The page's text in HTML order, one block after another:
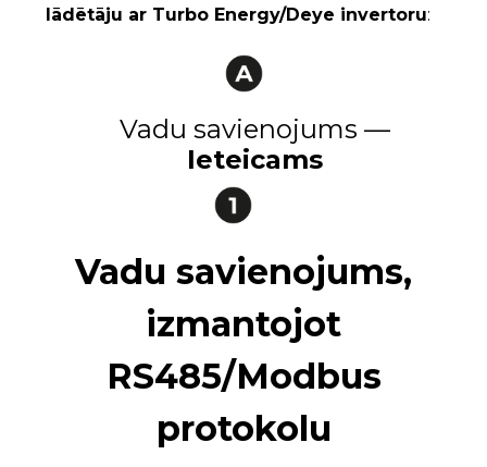
lādētāju ar Turbo Energy/Deye invertoru:
Vadu savienojums —
Ieteicams
Vadu savienojums,
izmantojot
RS485/Modbus
protokolu